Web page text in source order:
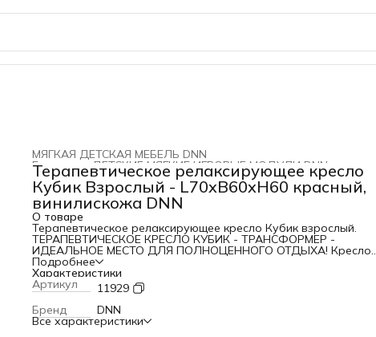
МЯГКАЯ ДЕТСКАЯ МЕБЕЛЬ DNN
ДЕТСКИЕ МЯГКИЕ ИГРОВЫЕ МОДУЛИ DNN ›
Главная ›
Терапевтическое релаксирующее кресло
Кубик Взрослый - L70xB60xH60 красный,
винилискожа DNN
О товаре
Терапевтическое релаксирующее кресло Кубик взрослый.
ТЕРАПЕВТИЧЕСКОЕ КРЕСЛО КУБИК - ТРАНСФОРМЕР -
ИДЕАЛЬНОЕ МЕСТО ДЛЯ ПОЛНОЦЕННОГО ОТДЫХА! Кресло
Кубик от компании Дешевле Не Найдешь - это бескаркасный
мягкий мебельный модуль. Благодаря своей особой
конструкции трансформер мягкий модуль легко превращается
из небольшого квадратного пуфика в комфортное и удобное
кресло, которое станет любимым местом и позволит малышам
расслабиться и отдохнуть. Терапевтическое кресло-кубик
рекомендовано для оформления комнат релаксации,
Подробнее
Характеристики
Артикул
11929
Бренд
DNN
Все характеристики